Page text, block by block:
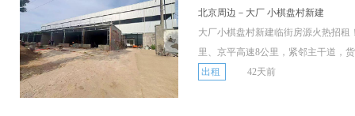
北京周边－大厂 小棋盘村新建
大厂小棋盘村新建临街房源火热招
里、京平高速8公里，紧邻主干道，
出租
42天前